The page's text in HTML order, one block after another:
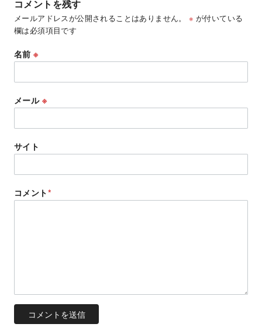
コメントを残す
メールアドレスが公開されることはありません。 ※ が付いている
欄は必須項目です
名前※
メール ※
サイト
コメント*